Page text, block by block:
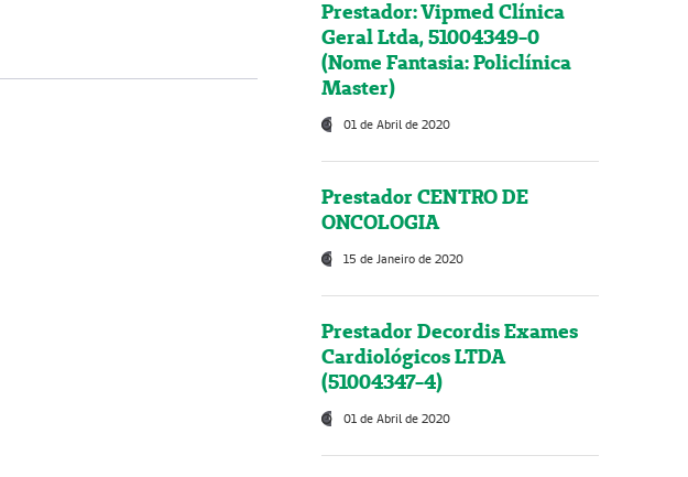
Prestador: Vipmed Clínica
Geral Ltda, 51004349-0
(Nome Fantasia: Policlínica
Master)
01 de Abril de 2020
Prestador CENTRO DE
ONCOLOGIA
15 de Janeiro de 2020
Prestador Decordis Exames
Cardiológicos LTDA
(51004347-4)
01 de Abril de 2020